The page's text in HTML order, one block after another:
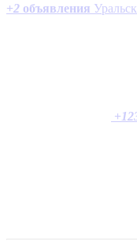
+2 объявления
+